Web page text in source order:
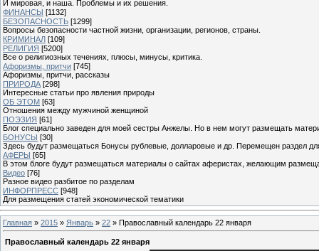
И мировая, и наша. Проблемы и их решения.
ФИНАНСЫ [1132]
БЕЗОПАСНОСТЬ [1299]
Вопросы безопасности частной жизни, организации, регионов, страны.
КРИМИНАЛ [109]
РЕЛИГИЯ [5200]
Все о религиозных течениях, плюсы, минусы, критика.
Афоризмы, притчи [745]
Афоризмы, притчи, рассказы
ПРИРОДА [298]
Интересные статьи про явления природы
ОБ ЭТОМ [63]
Отношения между мужчиной женщиной
ПОЭЗИЯ [61]
Блог специально заведен для моей сестры Анжелы. Но в нем могут размещать
БОНУСЫ [30]
Здесь будут размещаться Бонусы рублевые, долларовые и др. Перемещен раздел
АФЕРЫ [65]
В этом блоге будут размещаться материалы о сайтах аферистах, желающим
Видео [76]
Разное видео разбитое по разделам
ИНФОРПРЕСС [948]
Для размещения статей экономической тематики
Главная » 2015 » Январь » 22 » Православный календарь 22 января
Православный календарь 22 января